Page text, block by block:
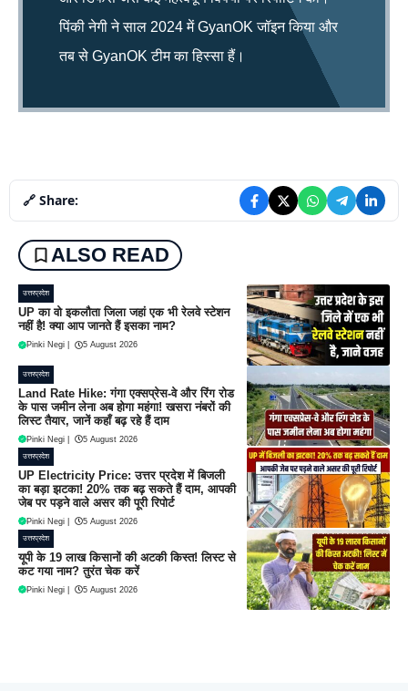
पिंकी नेगी ने साल 2024 में GyanOK जॉइन किया और
तब से GyanOK टीम का हिस्सा हैं।
🔗 Share:
ALSO READ
उत्तरप्रदेश
UP का वो इकलौता जिला जहां एक भी रेलवे स्टेशन
नहीं है! क्या आप जानते हैं इसका नाम?
Pinki Negi 5 August 2026
उत्तरप्रदेश
Land Rate Hike: गंगा एक्सप्रेस-वे और रिंग रोड
के पास जमीन लेना अब होगा महंगा! खसरा नंबरों की
लिस्ट तैयार, जानें कहाँ बढ़ रहे हैं दाम
Pinki Negi 5 August 2026
उत्तरप्रदेश
UP Electricity Price: उत्तर प्रदेश में बिजली
का बड़ा झटका! 20% तक बढ़ सकते हैं दाम, आपकी
जेब पर पड़ने वाले असर की पूरी रिपोर्ट
Pinki Negi 5 August 2026
उत्तरप्रदेश
यूपी के 19 लाख किसानों की अटकी किस्त! लिस्ट से
कट गया नाम? तुरंत चेक करें
Pinki Negi 5 August 2026